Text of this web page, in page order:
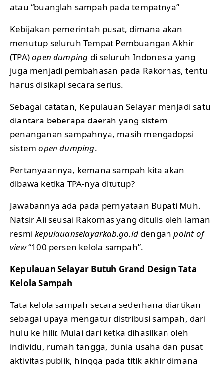
atau “buanglah sampah pada tempatnya”
Kebijakan pemerintah pusat, dimana akan
menutup seluruh Tempat Pembuangan Akhir
(TPA)open dumping di seluruh Indonesia yang
juga menjadi pembahasan pada Rakornas, tentu
harus disikapi secara serius.
Sebagai catatan, Kepulauan Selayar menjadi satu
diantara beberapa daerah yang sistem
penanganan sampahnya, masih mengadopsi
sistemopen dumping.
Pertanyaannya, kemana sampah kita akan
dibawa ketika TPA-nya ditutup?
Jawabannya ada pada pernyataan Bupati Muh.
Natsir Ali seusai Rakornas yang ditulis oleh laman
resmikepulauanselayarkab.go.iddenganpoint of
view“100 persen kelola sampah”.
Kepulauan Selayar Butuh Grand Design Tata
Kelola Sampah
Tata kelola sampah secara sederhana diartikan
sebagai upaya mengatur distribusi sampah, dari
hulu ke hilir. Mulai dari ketka dihasilkan oleh
individu, rumah tangga, dunia usaha dan pusat
aktivitas publik, hingga pada titik akhir dimana